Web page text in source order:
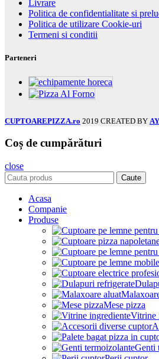
Livrare
Politica de confidentialitate si
Politica de utilizare Cookie-uri
Termeni si conditii
Parteneri
CUPTOAREPIZZA.ro 2019 CREATED BY
Coș de cumpărături
close
Caute
Acasa
Companie
Produse
Mese pizza
Vitrine
Genti